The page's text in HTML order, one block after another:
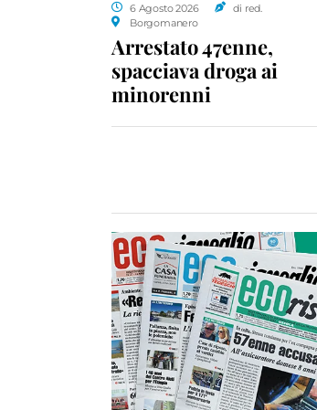
6 Agosto 2026
di red.
Borgomanero
Arrestato 47enne,
spacciava droga ai
minorenni